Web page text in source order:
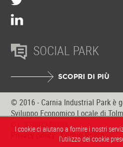
SOCIAL PARK
SCOPRI DI PIÙ
© 2016 - Carnia Industrial Park è
Sviluppo Economico Locale di
C.F. 93003340309
Privacy policy-Cookie Policy
I cookie ci aiutano a fornire i nostri
l'utilizzo dei cookie